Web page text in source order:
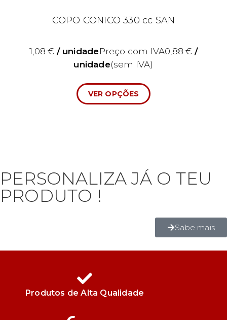
COPO CONICO 330 cc SAN
1,08€ / unidadePreço com IVA0,88€ /
unidade(sem IVA)
VER OPÇÕES
PERSONALIZA JÁ O TEU
PRODUTO !
Sabe mais
Produtos de Alta Qualidade